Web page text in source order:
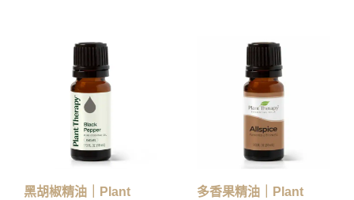
黑胡椒精油｜Plant
多香果精油｜Plant